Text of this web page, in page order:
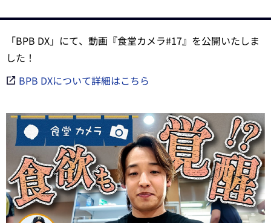
「BPB DX」にて、動画『食堂カメラ#17』を公開いたしま
した！
BPB DXについて詳細はこちら